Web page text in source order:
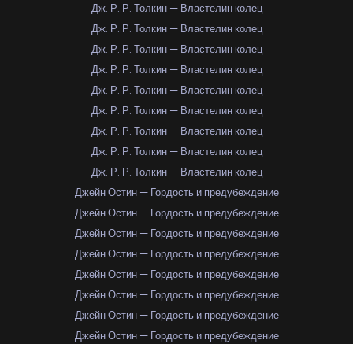
Дж. Р. Р. Толкин — Властелин колец
Дж. Р. Р. Толкин — Властелин колец
Дж. Р. Р. Толкин — Властелин колец
Дж. Р. Р. Толкин — Властелин колец
Дж. Р. Р. Толкин — Властелин колец
Дж. Р. Р. Толкин — Властелин колец
Дж. Р. Р. Толкин — Властелин колец
Дж. Р. Р. Толкин — Властелин колец
Дж. Р. Р. Толкин — Властелин колец
Джейн Остин — Гордость и предубеждение
Джейн Остин — Гордость и предубеждение
Джейн Остин — Гордость и предубеждение
Джейн Остин — Гордость и предубеждение
Джейн Остин — Гордость и предубеждение
Джейн Остин — Гордость и предубеждение
Джейн Остин — Гордость и предубеждение
Джейн Остин — Гордость и предубеждение